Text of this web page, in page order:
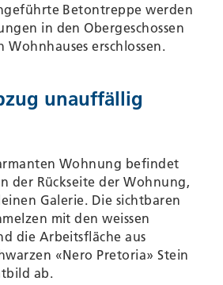
Betontreppe werden
in den Obergeschossen
Wohnhauses erschlossen.
unauffällig
Wohnung befindet
der Rückseite der Wohnung,
Galerie. Die sichtbaren
mit den weissen
die Arbeitsfläche aus
«Nero Pretoria» Stein
ab.